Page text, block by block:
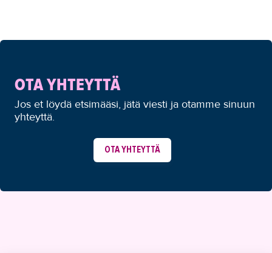
OTA YHTEYTTÄ
Jos et löydä etsimääsi, jätä viesti ja otamme sinuun
yhteyttä.
OTA YHTEYTTÄ